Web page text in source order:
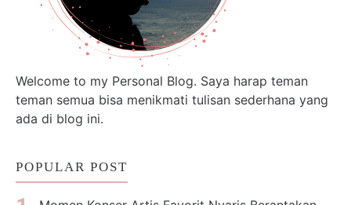
Welcome to my Personal Blog. Saya harap teman
teman semua bisa menikmati tulisan sederhana yang
ada di blog ini.
POPULAR POST